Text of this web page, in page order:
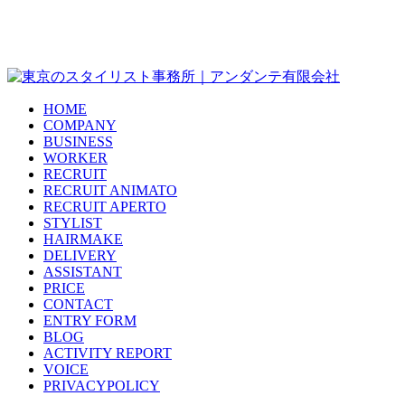
HOME
COMPANY
BUSINESS
WORKER
RECRUIT
RECRUIT ANIMATO
RECRUIT APERTO
STYLIST
HAIRMAKE
DELIVERY
ASSISTANT
PRICE
CONTACT
ENTRY FORM
BLOG
ACTIVITY REPORT
VOICE
PRIVACYPOLICY